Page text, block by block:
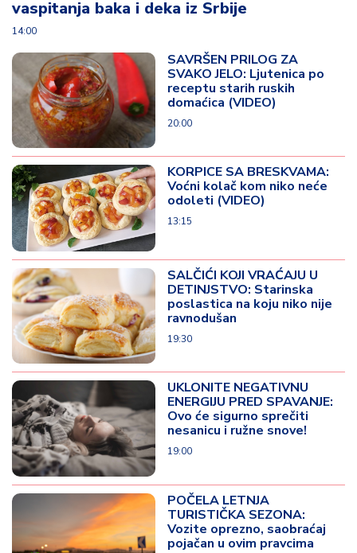
vaspitanja baka i deka iz Srbije
14:00
SAVRŠEN PRILOG ZA
SVAKO JELO: Ljutenica po
receptu starih ruskih
domaćica (VIDEO)
20:00
KORPICE SA BRESKVAMA:
Voćni kolač kom niko neće
odoleti (VIDEO)
13:15
SALČIĆI KOJI VRAĆAJU U
DETINJSTVO: Starinska
poslastica na koju niko nije
ravnodušan
19:30
UKLONITE NEGATIVNU
ENERGIJU PRED SPAVANJE:
Ovo će sigurno sprečiti
nesanicu i ružne snove!
19:00
POČELA LETNJA
TURISTIČKA SEZONA:
Vozite oprezno, saobraćaj
pojačan u ovim pravcima